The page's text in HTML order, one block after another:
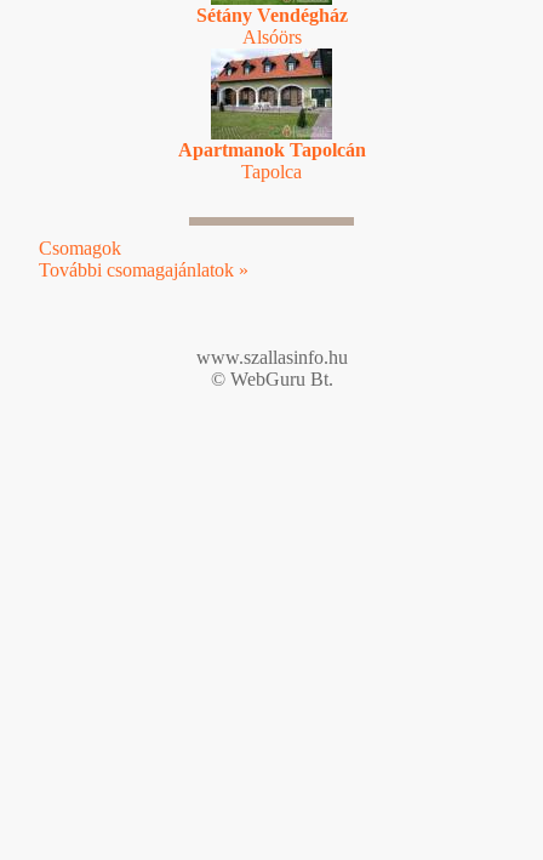
Sétány Vendégház
Alsóörs
Apartmanok Tapolcán
Tapolca
Csomagok
További csomagajánlatok »
www.szallasinfo.hu
© WebGuru Bt.